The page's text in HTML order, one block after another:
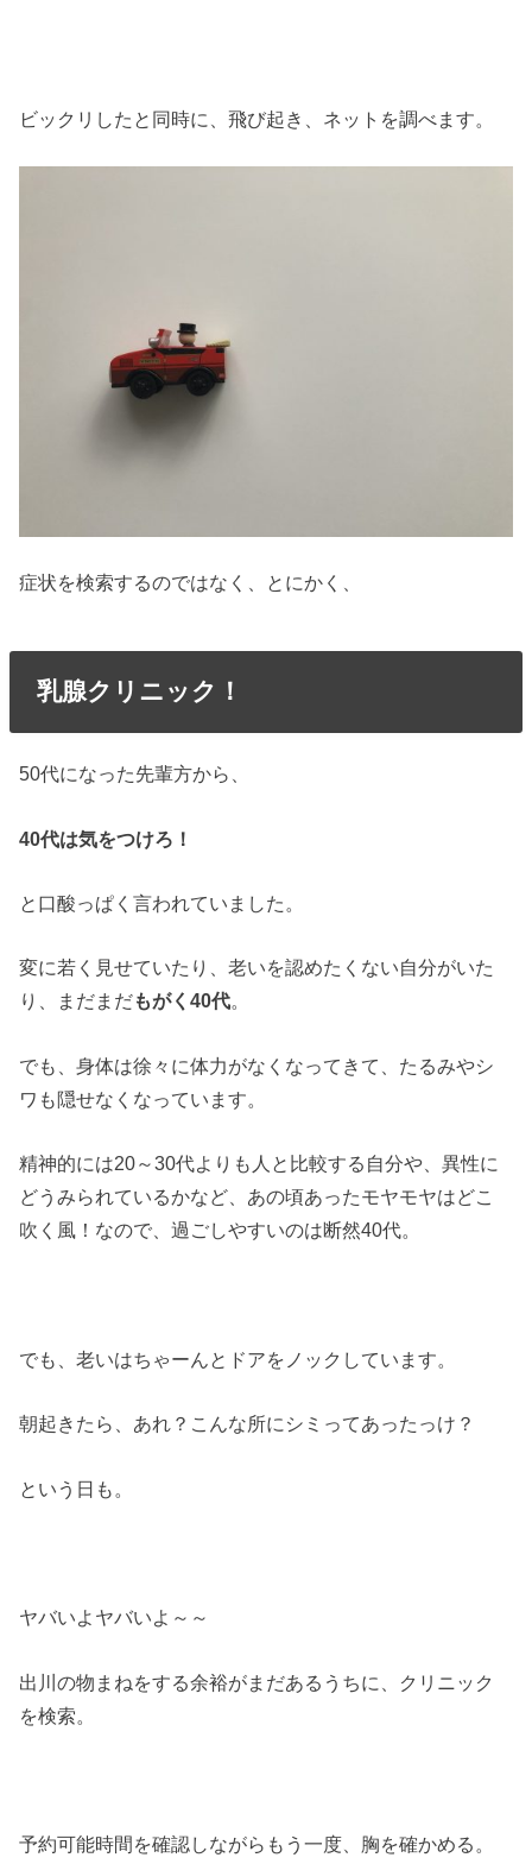
ビックリしたと同時に、飛び起き、ネットを調べます。
症状を検索するのではなく、とにかく、
乳腺クリニック！
50代になった先輩方から、
40代は気をつけろ！
と口酸っぱく言われていました。
変に若く見せていたり、老いを認めたくない自分がいた
り、まだまだもがく40代。
でも、身体は徐々に体力がなくなってきて、たるみやシ
ワも隠せなくなっています。
精神的には20～30代よりも人と比較する自分や、異性に
どうみられているかなど、あの頃あったモヤモヤはどこ
吹く風！なので、過ごしやすいのは断然40代。
でも、老いはちゃーんとドアをノックしています。
朝起きたら、あれ？こんな所にシミってあったっけ？
という日も。
ヤバいよヤバいよ～～
出川の物まねをする余裕がまだあるうちに、クリニック
を検索。
予約可能時間を確認しながらもう一度、胸を確かめる。